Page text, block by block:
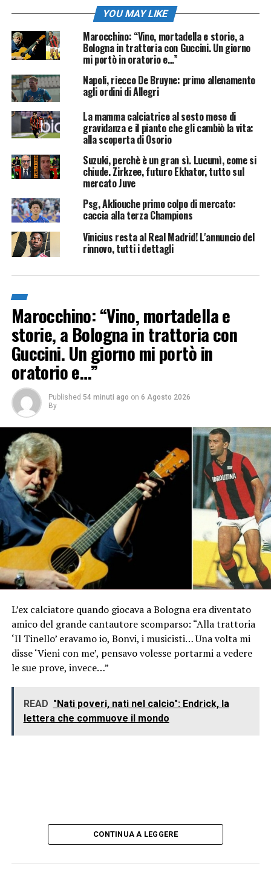
YOU MAY LIKE
Marocchino: “Vino, mortadella e storie, a
Bologna in trattoria con Guccini. Un giorno
mi portò in oratorio e…”
Napoli, riecco De Bruyne: primo allenamento
agli ordini di Allegri
La mamma calciatrice al sesto mese di
gravidanza e il pianto che gli cambiò la vita:
alla scoperta di Osorio
Suzuki, perchè è un gran sì. Lucumì, come si
chiude. Zirkzee, futuro Ekhator, tutto sul
mercato Juve
Psg, Akliouche primo colpo di mercato:
caccia alla terza Champions
Vinicius resta al Real Madrid! L'annuncio del
rinnovo, tutti i dettagli
Marocchino: “Vino, mortadella e
storie, a Bologna in trattoria con
Guccini. Un giorno mi portò in
oratorio e…”
Published 54 minuti ago on 6 Agosto 2026
By
L’ex calciatore quando giocava a Bologna era diventato
amico del grande cantautore scomparso: “Alla trattoria
‘Il Tinello’ eravamo io, Bonvi, i musicisti… Una volta mi
disse ‘Vieni con me’, pensavo volesse portarmi a vedere
le sue prove, invece…”
READ "Nati poveri, nati nel calcio": Endrick, la
lettera che commuove il mondo
CONTINUA A LEGGERE